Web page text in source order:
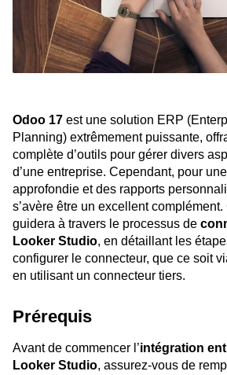
Odoo 17 est une solution ERP
Planning) extrêmement puissante,
complète d’outils pour gérer divers
d’une entreprise. Cependant, pour
approfondie et des rapports
s’avère être un excellent
guidera à travers le processus de
Looker Studio, en détaillant les
configurer le connecteur, que ce soit
en utilisant un connecteur tiers.
Prérequis
Avant de commencer l’intégration
Looker Studio, assurez-vous de